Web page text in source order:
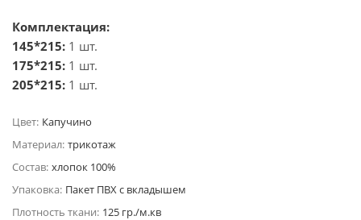
Комплектация:
145*215: 1 шт.
175*215: 1 шт.
205*215: 1 шт.
Цвет: Капучино
Материал: трикотаж
Состав: хлопок 100%
Упаковка: Пакет ПВХ с вкладышем
Плотность ткани: 125 гр./м.кв